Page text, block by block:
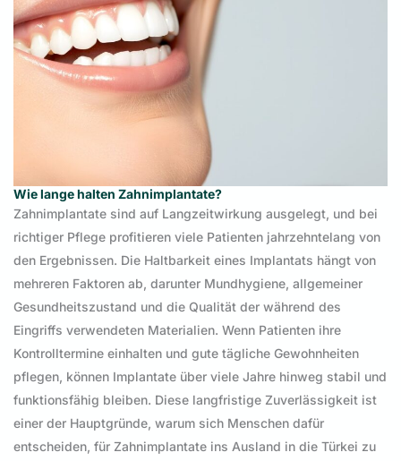
Wie lange halten Zahnimplantate?
Zahnimplantate sind auf Langzeitwirkung ausgelegt, und bei
richtiger Pflege profitieren viele Patienten jahrzehntelang von
den Ergebnissen. Die Haltbarkeit eines Implantats hängt von
mehreren Faktoren ab, darunter Mundhygiene, allgemeiner
Gesundheitszustand und die Qualität der während des
Eingriffs verwendeten Materialien. Wenn Patienten ihre
Kontrolltermine einhalten und gute tägliche Gewohnheiten
pflegen, können Implantate über viele Jahre hinweg stabil und
funktionsfähig bleiben. Diese langfristige Zuverlässigkeit ist
einer der Hauptgründe, warum sich Menschen dafür
entscheiden, für Zahnimplantate ins Ausland in die Türkei zu